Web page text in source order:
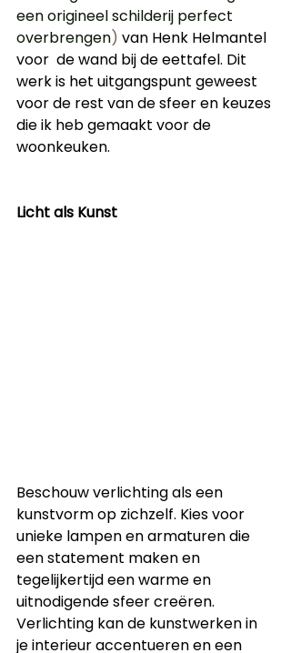
een origineel schilderij perfect
overbrengen) van Henk Helmantel
voor  de wand bij de eettafel. Dit
werk is het uitgangspunt geweest
voor de rest van de sfeer en keuzes
die ik heb gemaakt voor de
woonkeuken.
Licht als Kunst
Beschouw verlichting als een
kunstvorm op zichzelf. Kies voor
unieke lampen en armaturen die
een statement maken en
tegelijkertijd een warme en
uitnodigende sfeer creëren.
Verlichting kan de kunstwerken in
je interieur accentueren en een